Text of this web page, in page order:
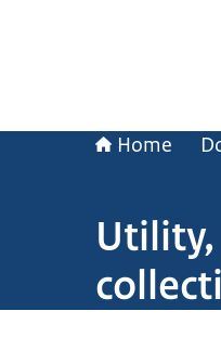
Home